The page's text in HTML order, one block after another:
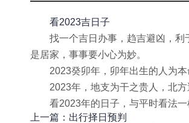
安祖坟用丁已日吉吗？
2017-03-29
如何看葬山的日子？
2017-03-19
择日子辟邪
2017-03-07
寅甲一方的好吉日子
2017-03-04
看2023吉日子
找一个吉日办事，趋吉避凶，
是居家，事事要小心为妙。
2023癸卯年，卯年出生的人为
2023年，地支为干之贵人，北
看2023年的日子，与平时看法
上一篇：出行择日预判